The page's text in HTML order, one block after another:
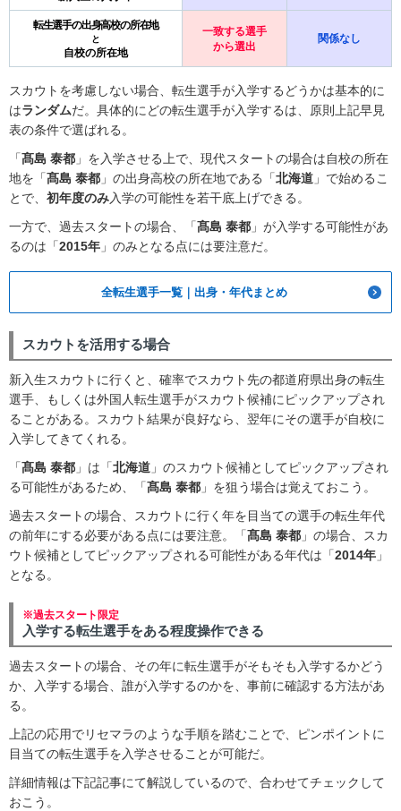
転生選手の出身高校の所在地
と
自校の所在地
一致する選手
から選出
関係なし
スカウトを考慮しない場合、転生選手が入学するどうかは基本的に
はランダムだ。具体的にどの転生選手が入学するは、原則上記早見
表の条件で選ばれる。
「髙島 泰都 」を入学させる上で、現代スタートの場合は自校の所在
地を「髙島 泰都 」の出身高校の所在地である「北海道 」で始めるこ
とで、 初年度のみ入学の可能性を若干底上げできる。
一方で、過去スタートの場合、「髙島 泰都 」が入学する可能性があ
るのは「2015年 」のみとなる点には要注意だ。
全転生選手一覧｜出身・年代まとめ
スカウトを活用する場合
新入生スカウトに行くと、確率でスカウト先の都道府県出身の転生
選手、もしくは外国人転生選手がスカウト候補にピックアップされ
ることがある。スカウト結果が良好なら、翌年にその選手が自校に
入学してきてくれる。
「髙島 泰都 」は「北海道 」のスカウト候補としてピックアップされ
る可能性があるため、「髙島 泰都 」を狙う場合は覚えておこう。
過去スタートの場合、スカウトに行く年を目当ての選手の転生年代
の前年にする必要がある点には要注意。「髙島 泰都 」の場合、スカ
ウト候補としてピックアップされる可能性がある年代は「2014年 」
となる。
※過去スタート限定
入学する転生選手をある程度操作できる
過去スタートの場合、その年に転生選手がそもそも入学するかどう
か、入学する場合、誰が入学するのかを、事前に確認する方法があ
る。
上記の応用でリセマラのような手順を踏むことで、ピンポイントに
目当ての転生選手を入学させることが可能だ。
詳細情報は下記記事にて解説しているので、合わせてチェックして
おこう。